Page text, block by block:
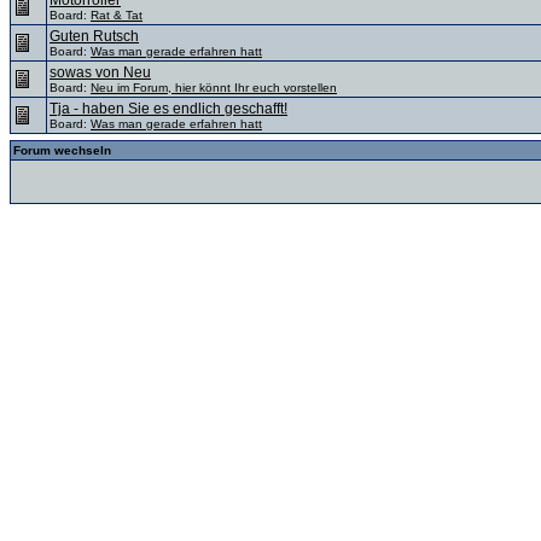
Board: Rat & Tat
Guten Rutsch
Board: Was man gerade erfahren hatt
sowas von Neu
Board: Neu im Forum, hier könnt Ihr euch vorstellen
Tja - haben Sie es endlich geschafft!
Board: Was man gerade erfahren hatt
Forum wechseln